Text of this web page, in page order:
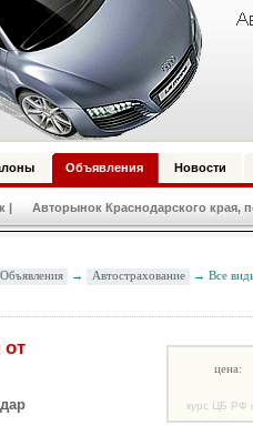
Объявления Новости
| Авторынок Краснодарского края,
Объявления → Aвтострахование
→ Все
цена:
курс ЦБ РФ